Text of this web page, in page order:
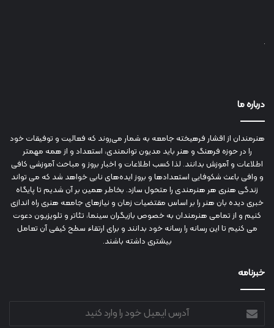
درباره ما
هنرمندان از اقشار فرهیخته جامعه به شمار می‌روند که فعالیت و توفیقات خود
را در حوزه فرهنگ و هنر باید مدیون توانمندی، استعداد و از همه مهمتر
اطلاعات و آموزش بدانند. لذا کسب اطلاعات و اخبار بروز و مباحث آموزشی کافی
و وافی باعث شکوفایی استعدادها و بروز ایده‌های نابی خواهد شد که می تواند
زندگی هنری هر هنرمندی را متحول سازد. بخاطر همین بر آن شدیم تا پایگاه
خبری دیده بان هنر را بر اساس مقتضیات زمان و نیازهای جامعه هنری راه اندازی
کنیم و از تمامی هنرمندان به خصوص بازیگران سینما، تئاتر و تلویزیون دعوت
می کنیم تا این رسانه را رسانه خود بدانند و برای ارتقاء سطح کیفی آن تعامل
بیشتری داشته باشند.
خبرنامه
ایمیل